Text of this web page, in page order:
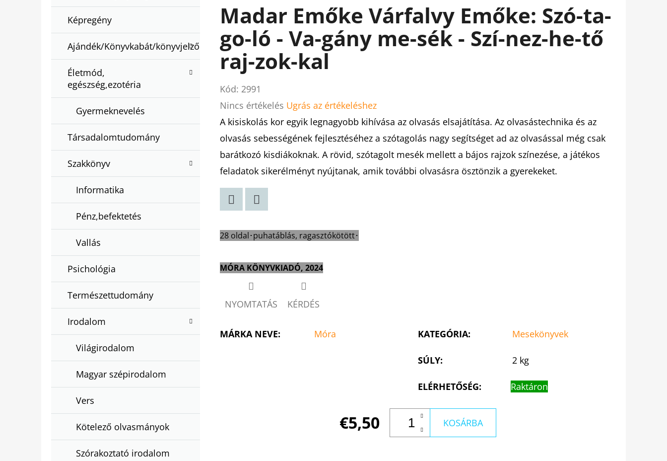
Képregény
Ajándék/Könyvkabát/könyvjelző
Életmód,
egészség,ezotéria
Gyermeknevelés
Társadalomtudomány
Szakkönyv
Informatika
Pénz,befektetés
Vallás
Psichológia
Természettudomány
Irodalom
Világirodalom
Magyar szépirodalom
Vers
Kötelező olvasmányok
Szórakoztató irodalom
Madar Emőke Várfalvy Emőke: Szó-ta-
go-ló - Va-gány me-sék - Szí-nez-he-tő
raj-zok-kal
Kód: 2991
A
termék
átlagos
értékelése
5-
ből
0,0
Nincs értékelés Ugrás az értékeléshez
A kisiskolás kor egyik legnagyobb kihívása az olvasás elsajátítása. Az olvasástechnika és az
olvasás sebességének fejlesztéséhez a szótagolás nagy segítséget ad az olvasással még csak
barátkozó kisdiákoknak. A rövid, szótagolt mesék mellett a bájos rajzok színezése, a játékos
feladatok sikerélményt nyújtanak, amik további olvasásra ösztönzik a gyerekeket.
28 oldal･puhatáblás, ragasztókötött･
MÓRA KÖNYVKIADÓ, 2024
NYOMTATÁS KÉRDÉS
MÁRKA NEVE: Móra KATEGÓRIA: Mesekönyvek
SÚLY: 2 kg
ELÉRHETŐSÉG: Raktáron
€5,50 KOSÁRBA